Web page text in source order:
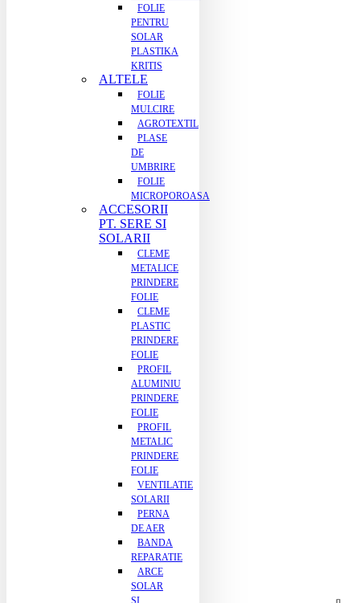
FOLIE
PENTRU
SOLAR
PLASTIKA
KRITIS
ALTELE
FOLIE
MULCIRE
AGROTEXTIL
PLASE
DE
UMBRIRE
FOLIE
MICROPOROASA
ACCESORII
PT. SERE SI
SOLARII
CLEME
METALICE
PRINDERE
FOLIE
CLEME
PLASTIC
PRINDERE
FOLIE
PROFIL
ALUMINIU
PRINDERE
FOLIE
PROFIL
METALIC
PRINDERE
FOLIE
VENTILATIE
SOLARII
PERNA
DE AER
BANDA
REPARATIE
ARCE
SOLAR
SI